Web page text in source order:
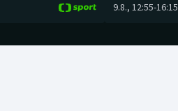
9.8., 12:55-16:15